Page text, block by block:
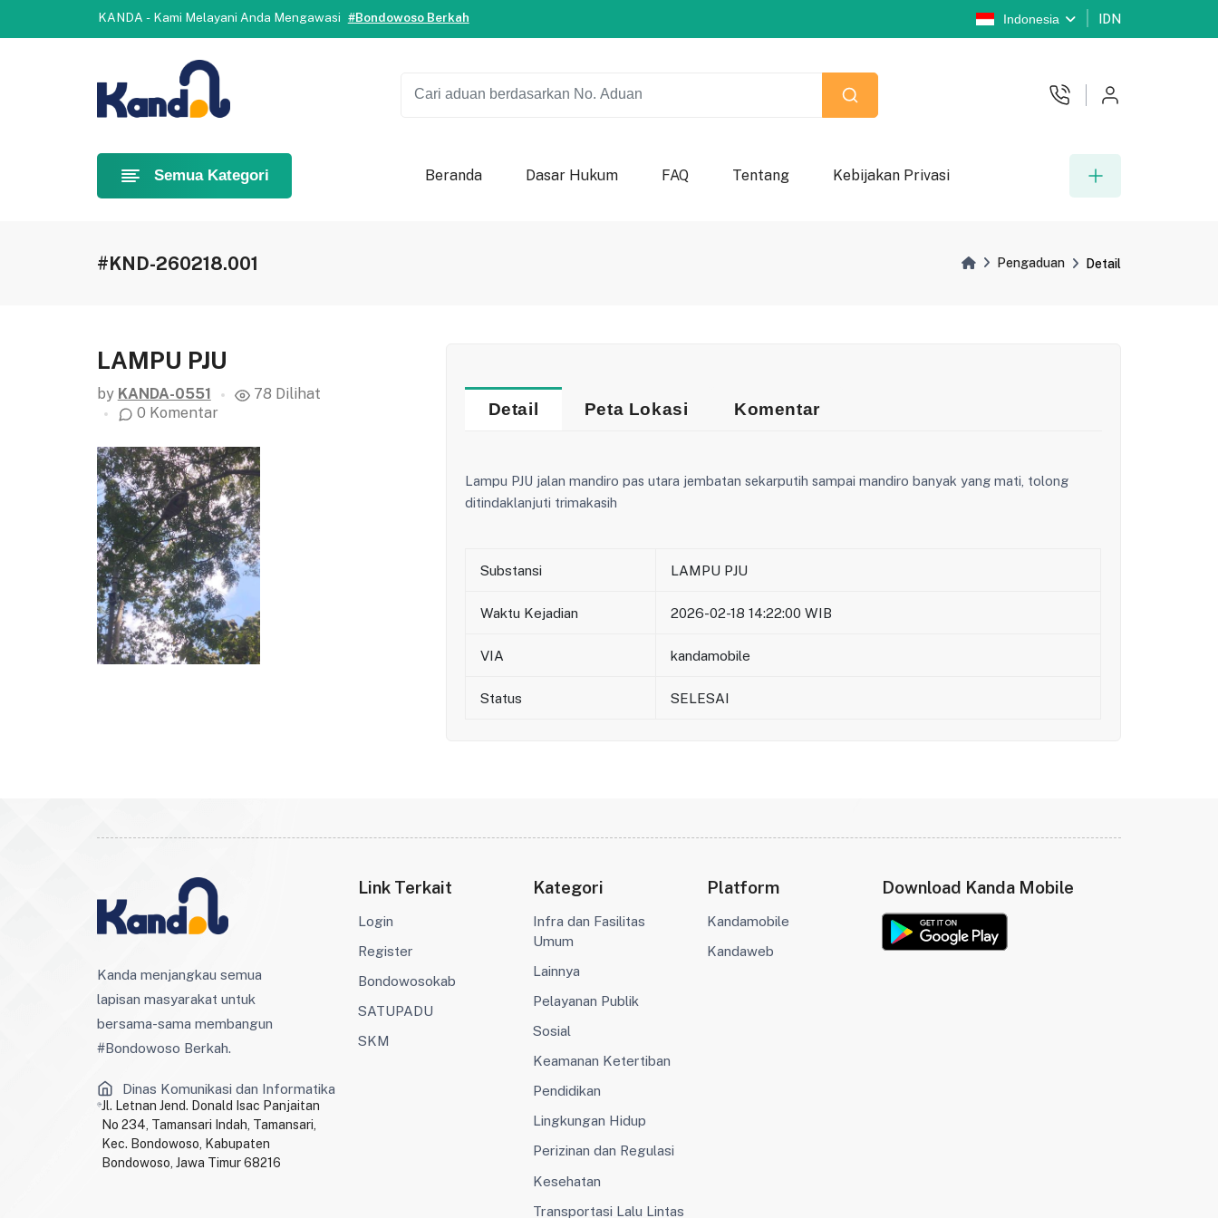
KANDA - Kami Melayani Anda Mengawasi #Bondowoso Berkah
Indonesia IDN
Semua Kategori Beranda Dasar Hukum FAQ Tentang Kebijakan Privasi
#KND-260218.001 Pengaduan Detail
LAMPU PJU
by KANDA-0551
78 Dilihat
0 Komentar
Detail Peta Lokasi Komentar
Lampu PJU jalan mandiro pas utara jembatan sekarputih sampai mandiro banyak yang mati, tolong
ditindaklanjuti trimakasih
Substansi LAMPU PJU
Waktu Kejadian 2026-02-18 14:22:00 WIB
VIA kandamobile
Status SELESAI
Kanda menjangkau semua
lapisan masyarakat untuk
bersama-sama membangun
#Bondowoso Berkah.
Dinas Komunikasi dan Informatika
Jl. Letnan Jend. Donald Isac Panjaitan
No 234, Tamansari Indah, Tamansari,
Kec. Bondowoso, Kabupaten
Bondowoso, Jawa Timur 68216
Link Terkait
Login
Register
Bondowosokab
SATUPADU
SKM
Kategori
Infra dan Fasilitas
Umum
Lainnya
Pelayanan Publik
Sosial
Keamanan Ketertiban
Pendidikan
Lingkungan Hidup
Perizinan dan Regulasi
Kesehatan
Transportasi Lalu Lintas
Platform
Kandamobile
Kandaweb
Download Kanda Mobile